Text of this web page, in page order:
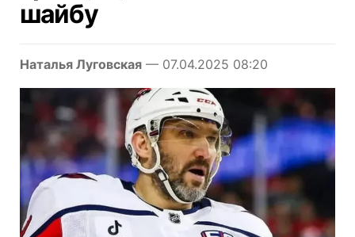
шайбу
Наталья Луговская — 07.04.2025 08:20